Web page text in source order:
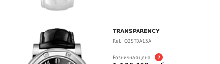
TRANSPARENCY
Ref.: Q2STDA15A
Розничная цена ?